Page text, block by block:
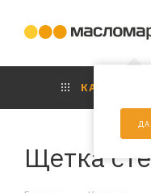
КАТАЛОГ
Щетка